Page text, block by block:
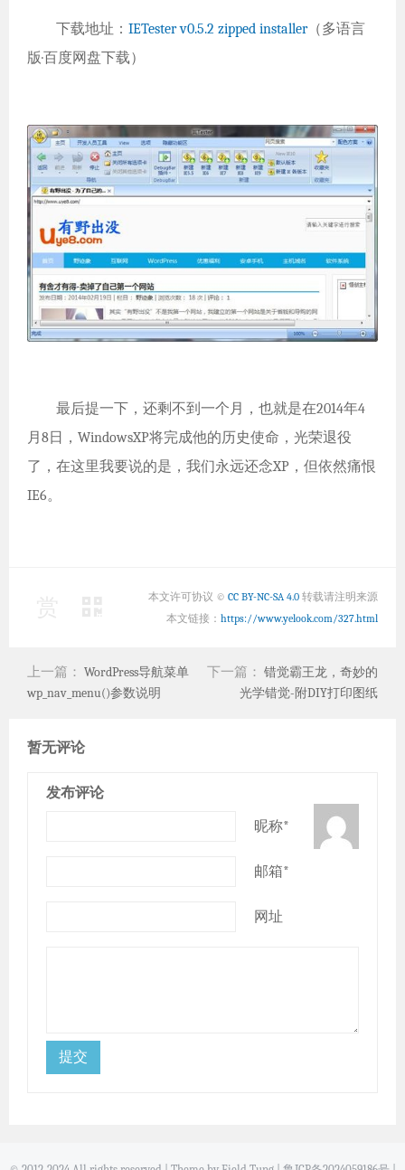
下载地址： IETester v0.5.2 zipped installer（多语言
版·百度网盘下载）
最后提一下，还剩不到一个月，也就是在2014年4
月8日，WindowsXP将完成他的历史使命，光荣退役
了，在这里我要说的是，我们永远还念XP，但依然痛恨
IE6。
本文许可协议 © CC BY-NC-SA 4.0 转载请注明来源
本文链接： https://www.yelook.com/327.html
上一篇： WordPress导航菜单
wp_nav_menu()参数说明
下一篇： 错觉霸王龙，奇妙的
光学错觉-附DIY打印图纸
暂无评论
发布评论
昵称*
邮箱*
网址